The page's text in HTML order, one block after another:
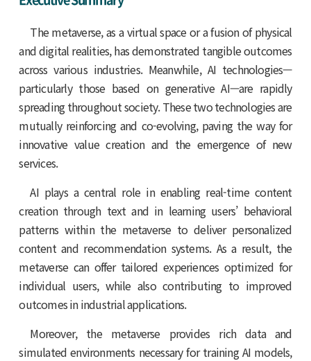
The metaverse, as a virtual space or a fusion of physical
and digital realities, has demonstrated tangible outcomes
across various industries. Meanwhile, AI technologies—
particularly those based on generative AI—are rapidly
spreading throughout society. These two technologies are
mutually reinforcing and co-evolving, paving the way for
innovative value creation and the emergence of new
services.
AI plays a central role in enabling real-time content
creation through text and in learning users’ behavioral
patterns within the metaverse to deliver personalized
content and recommendation systems. As a result, the
metaverse can offer tailored experiences optimized for
individual users, while also contributing to improved
outcomes in industrial applications.
Moreover, the metaverse provides rich data and
simulated environments necessary for training AI models,